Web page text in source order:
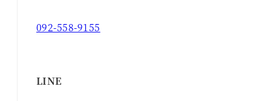
092-558-9155
LINE